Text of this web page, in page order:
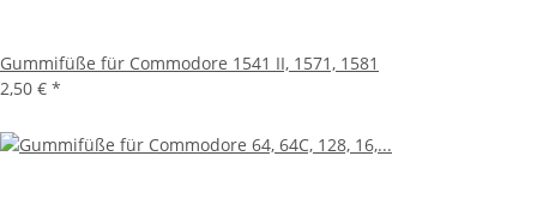
Gummifüße für Commodore 1541 II, 1571, 1581
2,50 € *